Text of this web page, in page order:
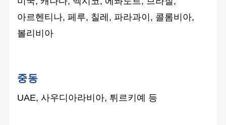
아르헨티나, 페루, 칠레, 파라과이, 콜롬비아,
볼리비아
중동
UAE, 사우디아라비아, 튀르키예 등